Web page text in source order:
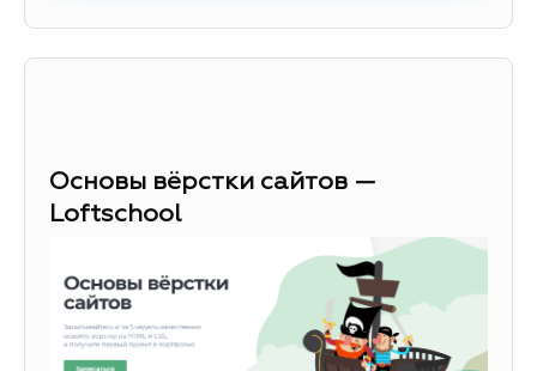
Основы вёрстки сайтов —
Loftschool